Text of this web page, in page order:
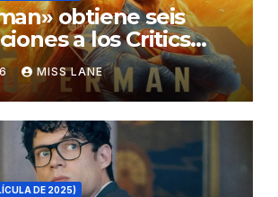
obtiene seis
a los Critics
Awards
MISS LANE
DE 2025)